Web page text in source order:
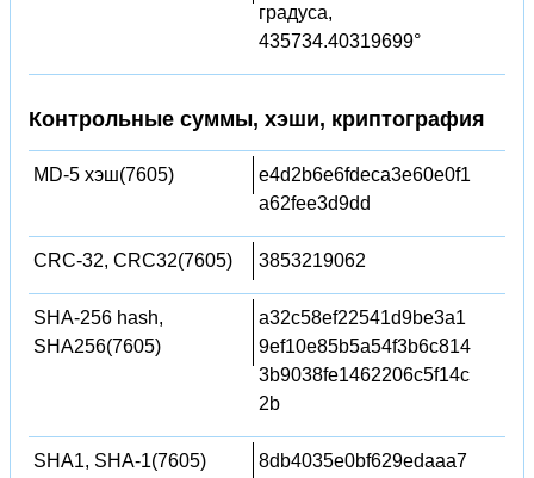
градуса,
435734.40319699°
Контрольные суммы, хэши, криптография
MD-5 хэш(7605)
e4d2b6e6fdeca3e60e0f1
a62fee3d9dd
CRC-32, CRC32(7605) 3853219062
SHA-256 hash,
SHA256(7605)
a32c58ef22541d9be3a1
9ef10e85b5a54f3b6c814
3b9038fe1462206c5f14c
2b
SHA1, SHA-1(7605)
8db4035e0bf629edaaa7